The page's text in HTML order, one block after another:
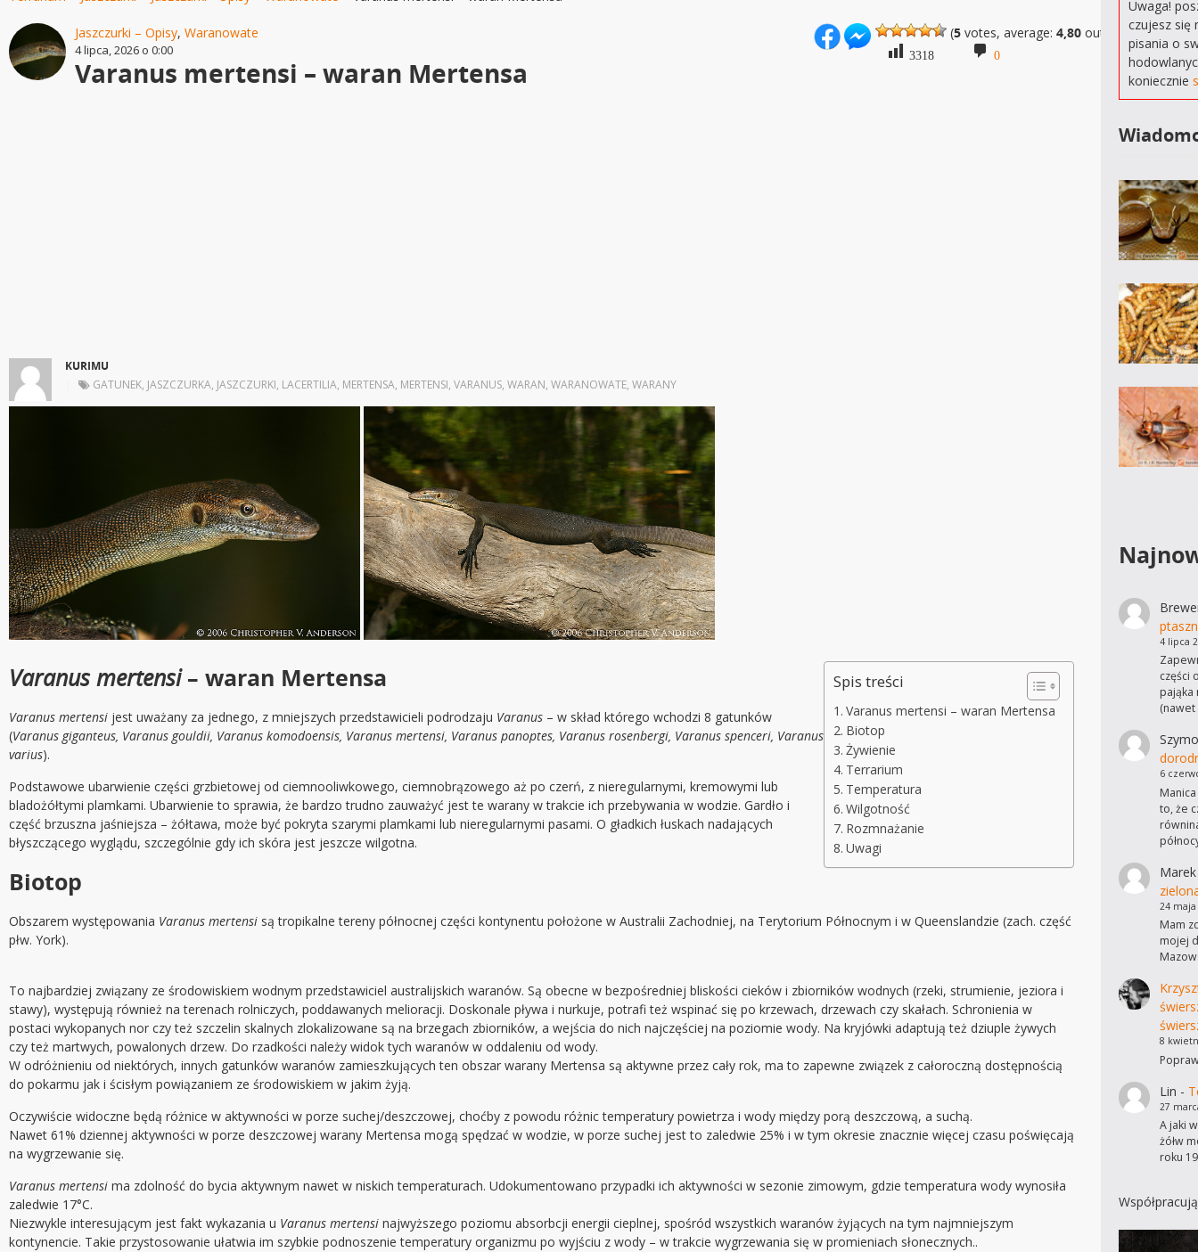
(5votes, average: 4,80out of 5)
3318 0
Jaszczurki – Opisy, Waranowate
4 lipca, 2026 o 0:00
Varanus mertensi – waran Mertensa
KURIMU
GATUNEK, JASZCZURKA, JASZCZURKI, LACERTILIA, MERTENSA, MERTENSI, VARANUS, WARAN, WARANOWATE, WARANY
Spis treści
Varanus mertensi – waran Mertensa
Biotop
Żywienie
Terrarium
Temperatura
Wilgotność
Rozmnażanie
Uwagi
Varanus mertensi– waran Mertensa
Varanus mertensi jest uważany za jednego, z mniejszych przedstawicieli podrodzaju Varanus – w skład którego wchodzi 8 gatunków
(Varanus giganteus, Varanus gouldii, Varanus komodoensis, Varanus mertensi, Varanus panoptes, Varanus rosenbergi, Varanus spenceri, Varanus
varius).
Podstawowe ubarwienie części grzbietowej od ciemnooliwkowego, ciemnobrązowego aż po czerń, z nieregularnymi, kremowymi lub
bladożółtymi plamkami. Ubarwienie to sprawia, że bardzo trudno zauważyć jest te warany w trakcie ich przebywania w wodzie. Gardło i
część brzuszna jaśniejsza – żółtawa, może być pokryta szarymi plamkami lub nieregularnymi pasami. O gładkich łuskach nadających
błyszczącego wyglądu, szczególnie gdy ich skóra jest jeszcze wilgotna.
Biotop
Obszarem występowania Varanus mertensi są tropikalne tereny północnej części kontynentu położone w Australii Zachodniej, na Terytorium Północnym i w Queenslandzie (zach. część
płw. York).
To najbardziej związany ze środowiskiem wodnym przedstawiciel australijskich waranów. Są obecne w bezpośredniej bliskości cieków i zbiorników wodnych (rzeki, strumienie, jeziora i
stawy), występują również na terenach rolniczych, poddawanych melioracji. Doskonale pływa i nurkuje, potrafi też wspinać się po krzewach, drzewach czy skałach. Schronienia w
postaci wykopanych nor czy też szczelin skalnych zlokalizowane są na brzegach zbiorników, a wejścia do nich najczęściej na poziomie wody. Na kryjówki adaptują też dziuple żywych
czy też martwych, powalonych drzew. Do rzadkości należy widok tych waranów w oddaleniu od wody.
W odróżnieniu od niektórych, innych gatunków waranów zamieszkujących ten obszar warany Mertensa są aktywne przez cały rok, ma to zapewne związek z całoroczną dostępnością
do pokarmu jak i ścisłym powiązaniem ze środowiskiem w jakim żyją.
Oczywiście widoczne będą różnice w aktywności w porze suchej/deszczowej, choćby z powodu różnic temperatury powietrza i wody między porą deszczową, a suchą.
Nawet 61% dziennej aktywności w porze deszczowej warany Mertensa mogą spędzać w wodzie, w porze suchej jest to zaledwie 25% i w tym okresie znacznie więcej czasu poświęcają
na wygrzewanie się.
Varanus mertensi ma zdolność do bycia aktywnym nawet w niskich temperaturach. Udokumentowano przypadki ich aktywności w sezonie zimowym, gdzie temperatura wody wynosiła
zaledwie 17°C.
Niezwykle interesującym jest fakt wykazania u Varanus mertensi najwyższego poziomu absorbcji energii cieplnej, spośród wszystkich waranów żyjących na tym najmniejszym
kontynencie. Takie przystosowanie ułatwia im szybkie podnoszenie temperatury organizmu po wyjściu z wody – w trakcie wygrzewania się w promieniach słonecznych..
Uwaga!
czujesz się
pisania o
koniecznie
4 lipca
części
pająka
6
to, że
Marek
24 maja
Mam
mojej
8
Lin -
27
A jaki
żółw
roku